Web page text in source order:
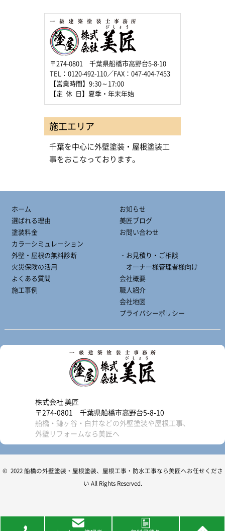
〒274-0801 千葉県船橋市高野台5-8-10
TEL：0120-492-110／FAX：047-404-7453
【営業時間】9:30～17:00
【定 休 日】夏季・年末年始
施工エリア
千葉を中心に外壁塗装・屋根塗装工
事をおこなっております。
ホーム
選ばれる理由
塗装料金
カラーシミュレーション
外壁・屋根の無料診断
火災保険の活用
よくある質問
施工事例
お知らせ
美匠ブログ
お問い合わせ
‐お見積り・ご相談
‐オーナー様管理者様向け
会社概要
職人紹介
会社地図
プライバシーポリシー
株式会社 美匠
〒274-0801 千葉県船橋市高野台5-8-10
船橋・鎌ヶ谷・白井などの外壁塗装や屋根工事、
外壁リフォームなら美匠へ
© 2022 船橋の外壁塗装・屋根塗装、屋根工事・防水工事なら美匠へお任せくださ
い All Rights Reserved.